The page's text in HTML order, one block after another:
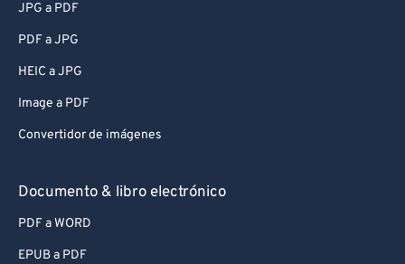
JPG a PDF
PDF a JPG
HEIC a JPG
Image a PDF
Convertidor de imágenes
Documento & libro electrónico
PDF a WORD
EPUB a PDF